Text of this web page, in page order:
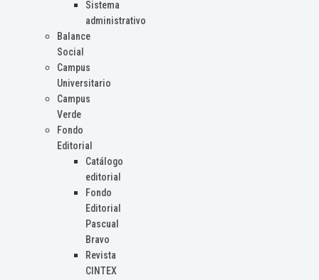
Sistema
administrativo
Balance
Social
Campus
Universitario
Campus
Verde
Fondo
Editorial
Catálogo
editorial
Fondo
Editorial
Pascual
Bravo
Revista
CINTEX